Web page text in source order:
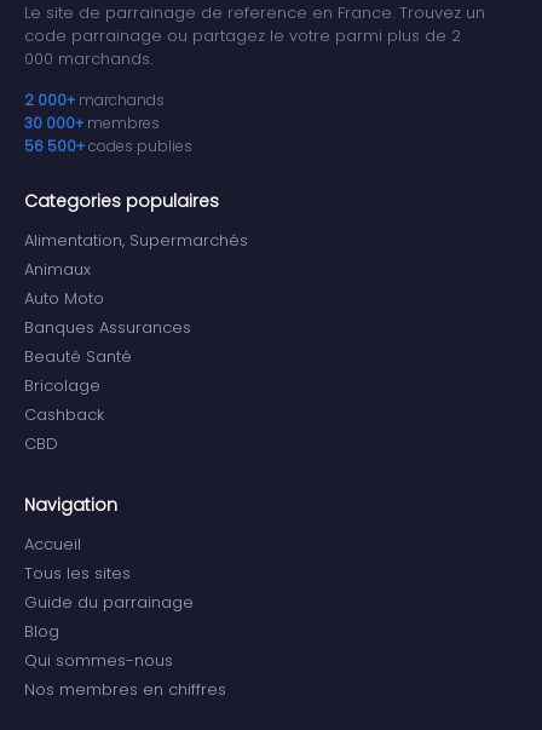
Le site de parrainage de reference en France. Trouvez un
code parrainage ou partagez le votre parmi plus de 2
000 marchands.
2 000+ marchands
30 000+ membres
56 500+codes publies
Categories populaires
Alimentation, Supermarchés
Animaux
Auto Moto
Banques Assurances
Beauté Santé
Bricolage
Cashback
CBD
Navigation
Accueil
Tous les sites
Guide du parrainage
Blog
Qui sommes-nous
Nos membres en chiffres